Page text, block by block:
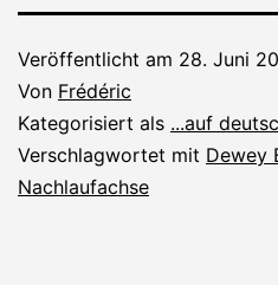
Veröffentlicht am 28. Juni
Von Frédéric
Kategorisiert als ...auf
Verschlagwortet mit Dewey
Nachlaufachse